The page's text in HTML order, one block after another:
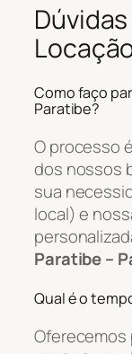
Como faço
Paratibe?
O processo
dos nossos
sua
local) e
Paratibe –
Qual é o
Oferecemos